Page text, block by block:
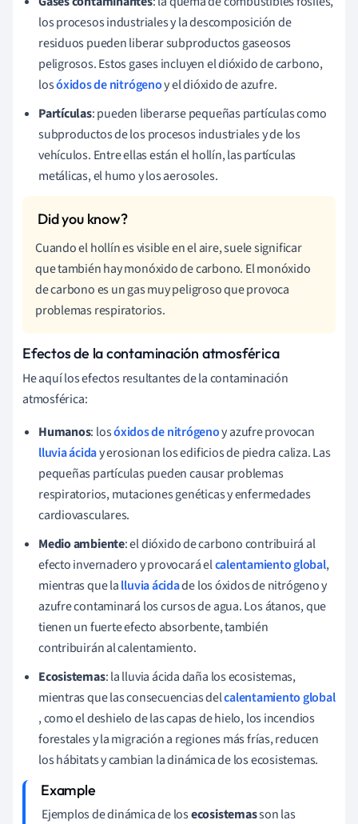
los procesos industriales y la descomposición de
residuos pueden liberar subproductos gaseosos
peligrosos. Estos gases incluyen el dióxido de carbono,
losóxidos de nitrógenoy el dióxido de azufre.
Partículas: pueden liberarse pequeñas partículas como
subproductos de los procesos industriales y de los
vehículos. Entre ellas están el hollín, las partículas
metálicas, el humo y los aerosoles.
Cuando el hollín es visible en el aire, suele significar
que también hay monóxido de carbono. El monóxido
de carbono es un gas muy peligroso que provoca
problemas respiratorios.
Efectos de la contaminación atmosférica
He aquí los efectos resultantes de la contaminación
atmosférica:
Humanos: losóxidos de nitrógenoy azufre provocan
lluvia áciday erosionan los edificios de piedra caliza. Las
pequeñas partículas pueden causar problemas
respiratorios, mutaciones genéticas y enfermedades
cardiovasculares.
Medio ambiente: el dióxido de carbono contribuirá al
efecto invernadero y provocará elcalentamiento global,
mientras que lalluvia ácidade los óxidos de nitrógeno y
azufre contaminará los cursos de agua. Los átanos, que
tienen un fuerte efecto absorbente, también
contribuirán al calentamiento.
Ecosistemas: la lluvia ácida daña los ecosistemas,
mientras que las consecuencias delcalentamiento global
, como el deshielo de las capas de hielo, los incendios
forestales y la migración a regiones más frías, reducen
los hábitats y cambian la dinámica de los ecosistemas.
Ejemplos de dinámica de losecosistemasson las